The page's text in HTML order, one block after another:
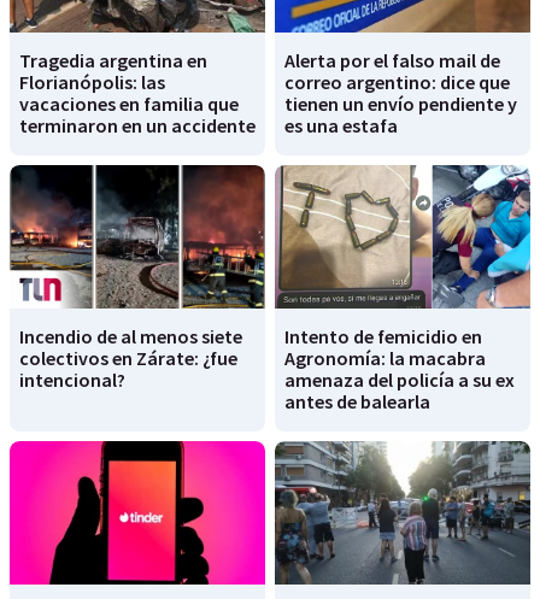
Tragedia argentina en
Florianópolis: las
vacaciones en familia que
terminaron en un accidente
Alerta por el falso mail de
correo argentino: dice que
tienen un envío pendiente y
es una estafa
Incendio de al menos siete
colectivos en Zárate: ¿fue
intencional?
Intento de femicidio en
Agronomía: la macabra
amenaza del policía a su ex
antes de balearla